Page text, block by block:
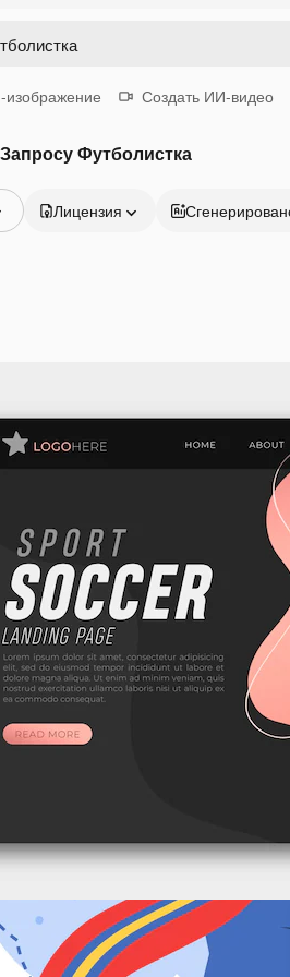
Создать ИИ-видео
Футболистка
Лицензия
Креативная платформа для создания
ваших лучших работ. Более 1 миллиона
подписчиков среди креаторов,
предприятий, агентств и студий.
Pусский